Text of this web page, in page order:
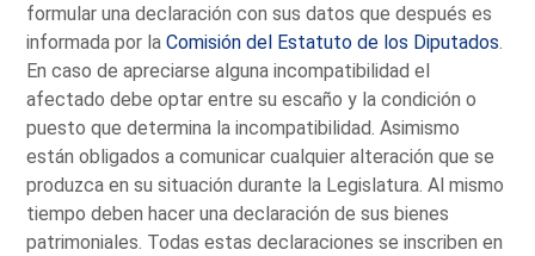
formular una declaración con sus datos que después es
informada por laComisión del Estatuto de los Diputados
En caso de apreciarse alguna incompatibilidad el
afectado debe optar entre su escaño y la condición o
puesto que determina la incompatibilidad. Asimismo
están obligados a comunicar cualquier alteración que se
produzca en su situación durante la Legislatura. Al mismo
tiempo deben hacer una declaración de sus bienes
patrimoniales. Todas estas declaraciones se inscriben en